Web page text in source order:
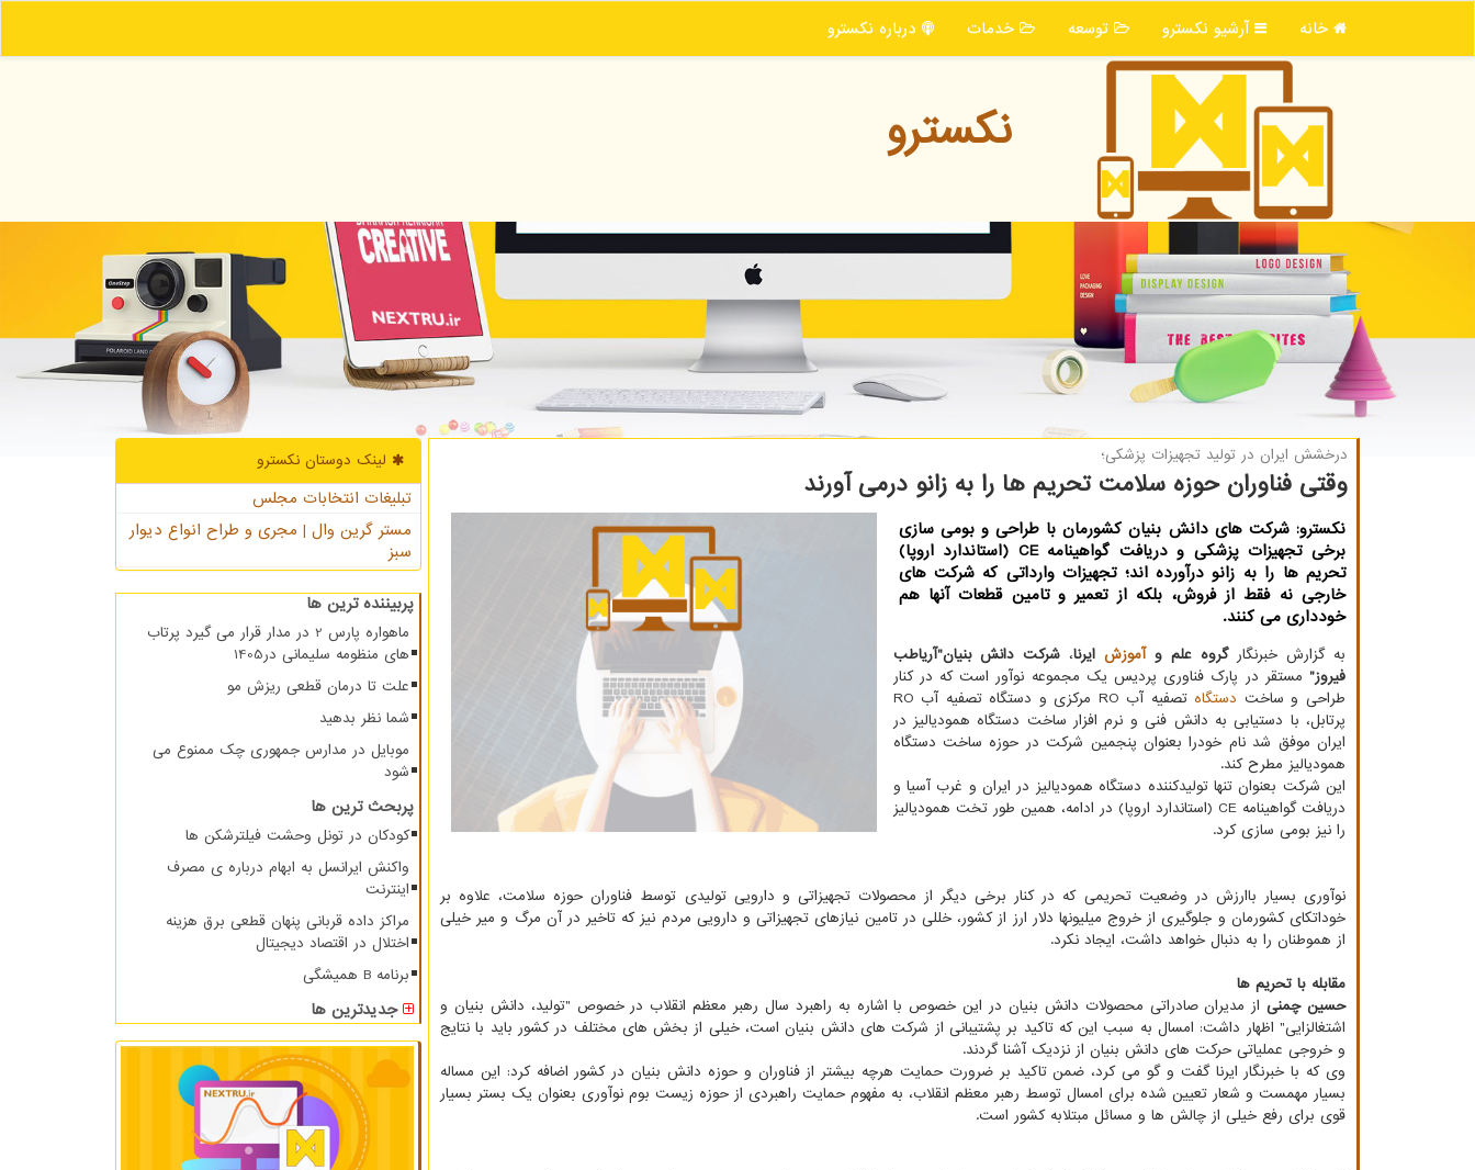
خانه آرشیو نكسترو توسعه خدمات درباره نكسترو
نكسترو
درخشش ایران در تولید تجهیزات پزشكی؛
وقتی فناوران حوزه سلامت تحریم ها را به زانو درمی آورند
نکسترو: شرکت های دانش بنیان کشورمان با طراحی و بومی سازی
برخی تجهیزات پزشکی و دریافت گواهینامه CE (استاندارد اروپا)
تحریم ها را به زانو درآورده اند؛ تجهیزات وارداتی که شرکت های
خارجی نه فقط از فروش، بلکه از تعمیر و تامین قطعات آنها هم
خودداری می کنند.
به گزارش خبرنگارگروه علم وآموزشایرنا، شرکت دانش بنیان"آریاطب
فیروز" مستقر در پارک فناوری پردیس یک مجموعه نوآور است که در کنار
طراحی و ساخت دستگاه
تصفیه آب RO مرکزی و دستگاه تصفیه آب RO
پرتابل، با دستیابی به دانش فنی و نرم افزار ساخت دستگاه همودیالیز در
ایران موفق شد نام خودرا بعنوان پنجمین شرکت در حوزه ساخت دستگاه
همودیالیز مطرح کند.
این شرکت بعنوان تنها تولیدکننده دستگاه همودیالیز در ایران و غرب آسیا و
دریافت گواهینامه CE (استاندارد اروپا) در ادامه، همین طور تخت همودیالیز
را نیز بومی سازی کرد.
نوآوری بسیار باارزش در وضعیت تحریمی که در کنار برخی دیگر از محصولات تجهیزاتی و دارویی تولیدی توسط فناوران حوزه سلامت، علاوه بر
خوداتکای کشورمان و جلوگیری از خروج میلیونها دلار ارز از کشور، خللی در تامین نیازهای تجهیزاتی و دارویی مردم نیز که تاخیر در آن مرگ و میر خیلی
از هموطنان را به دنبال خواهد داشت، ایجاد نکرد.
مقابله با تحریم ها
حسین چمنیاز مدیران صادراتی محصولات دانش بنیان در این خصوص با اشاره به راهبرد سال رهبر معظم انقلاب در خصوص "تولید، دانش بنیان و
اشتغالزایی" اظهار داشت: امسال به سبب این که تاکید بر پشتیبانی از شرکت های دانش بنیان است، خیلی از بخش های مختلف در کشور باید با نتایج
و خروجی عملیاتی حرکت های دانش بنیان از نزدیک آشنا گردند.
وی که با خبرنگار ایرنا گفت و گو می کرد، ضمن تاکید بر ضرورت حمایت هرچه بیشتر از فناوران و حوزه دانش بنیان در کشور اضافه کرد: این مساله
بسیار مهمست و شعار تعیین شده برای امسال توسط رهبر معظم انقلاب، به مفهوم حمایت راهبردی از حوزه زیست بوم نوآوری بعنوان یک بستر بسیار
قوی برای رفع خیلی از چالش ها و مسائل مبتلابه کشور است.
لینک دوستان نكسترو
تبلیغات انتخابات مجلس
مستر گرین وال | مجری و طراح انواع دیوار
سبز
پربیننده ترین ها
ماهواره پارس 2 در مدار قرار می گیرد پرتاب
های منظومه سلیمانی در1405
علت تا درمان قطعی ریزش مو
شما نظر بدهید
موبایل در مدارس جمهوری چک ممنوع می
شود
پربحث ترین ها
کودکان در تونل وحشت فیلترشکن ها
واکنش ایرانسل به ابهام درباره ی مصرف
اینترنت
مراکز داده قربانی پنهان قطعی برق هزینه
اختلال در اقتصاد دیجیتال
برنامه B همیشگی
جدیدترین ها